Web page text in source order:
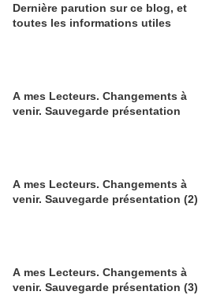
Dernière parution sur ce blog, et
toutes les informations utiles
A mes Lecteurs. Changements à
venir. Sauvegarde présentation
A mes Lecteurs. Changements à
venir. Sauvegarde présentation (2)
A mes Lecteurs. Changements à
venir. Sauvegarde présentation (3)